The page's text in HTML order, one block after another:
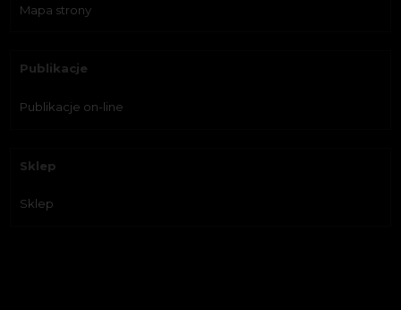
Mapa strony
Publikacje
Publikacje on-line
Sklep
Sklep